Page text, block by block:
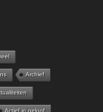
Archief
Actief in geloof